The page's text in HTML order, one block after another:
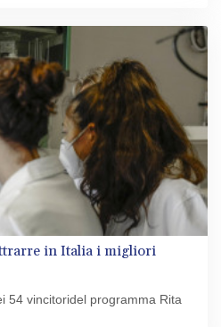
in Italia i migliori
54 vincitoridel programma Rita